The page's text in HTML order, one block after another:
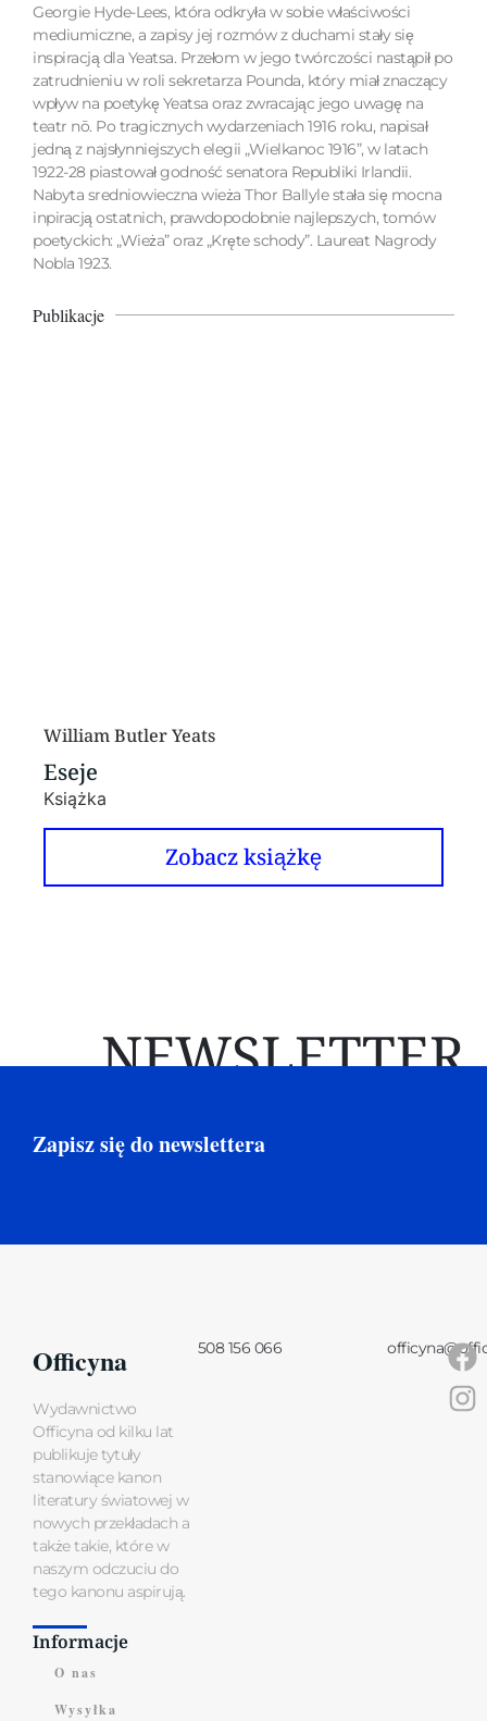
Georgie Hyde-Lees, która odkryła w sobie właściwości
mediumiczne, a zapisy jej rozmów z duchami stały się
inspiracją dla Yeatsa. Przełom w jego twórczości nastąpił po
zatrudnieniu w roli sekretarza Pounda, który miał znaczący
wpływ na poetykę Yeatsa oraz zwracając jego uwagę na
teatr nō. Po tragicznych wydarzeniach 1916 roku, napisał
jedną z najsłynniejszych elegii „Wielkanoc 1916”, w latach
1922-28 piastował godność senatora Republiki Irlandii.
Nabyta sredniowieczna wieża Thor Ballyle stała się mocna
inpiracją ostatnich, prawdopodobnie najlepszych, tomów
poetyckich: „Wieża” oraz „Kręte schody”. Laureat Nagrody
Nobla 1923.
Publikacje
William Butler Yeats
Eseje
Książka
Zobacz książkę
NEWSLETTER
Zapisz się do newslettera
Officyna
Wydawnictwo
Officyna od kilku lat
publikuje tytuły
stanowiące kanon
literatury światowej w
nowych przekładach a
także takie, które w
naszym odczuciu do
tego kanonu aspirują.
508 156 066
Informacje
O nas
Wysyłka